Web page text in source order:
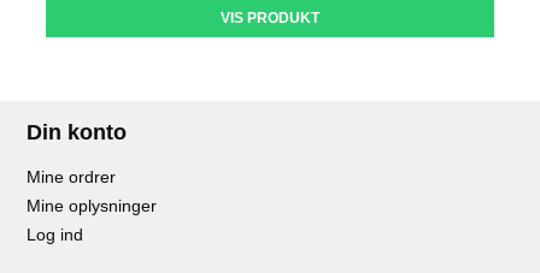
VIS PRODUKT
Din konto
Mine ordrer
Mine oplysninger
Log ind